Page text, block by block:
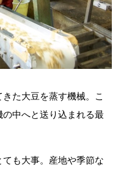
た大豆を蒸す機械。こ
中へと送り込まれる最
も大事。産地や季節な